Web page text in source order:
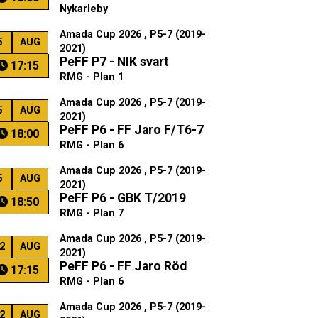
Nykarleby
AUG
17:15
Amada Cup 2026 , P5-7 (2019-
2021)
PeFF P7 - NIK svart
RMG - Plan 1
AUG
18:00
Amada Cup 2026 , P5-7 (2019-
2021)
PeFF P6 - FF Jaro F/T6-7
RMG - Plan 6
AUG
18:50
Amada Cup 2026 , P5-7 (2019-
2021)
PeFF P6 - GBK T/2019
RMG - Plan 7
AUG
17:15
Amada Cup 2026 , P5-7 (2019-
2021)
PeFF P6 - FF Jaro Röd
RMG - Plan 6
AUG
Amada Cup 2026 , P5-7 (2019-